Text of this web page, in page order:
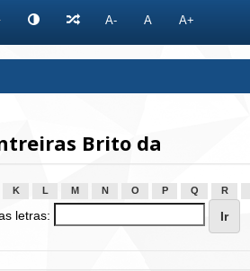
A- A A+
Brito da
K L M N O P Q R
letras: